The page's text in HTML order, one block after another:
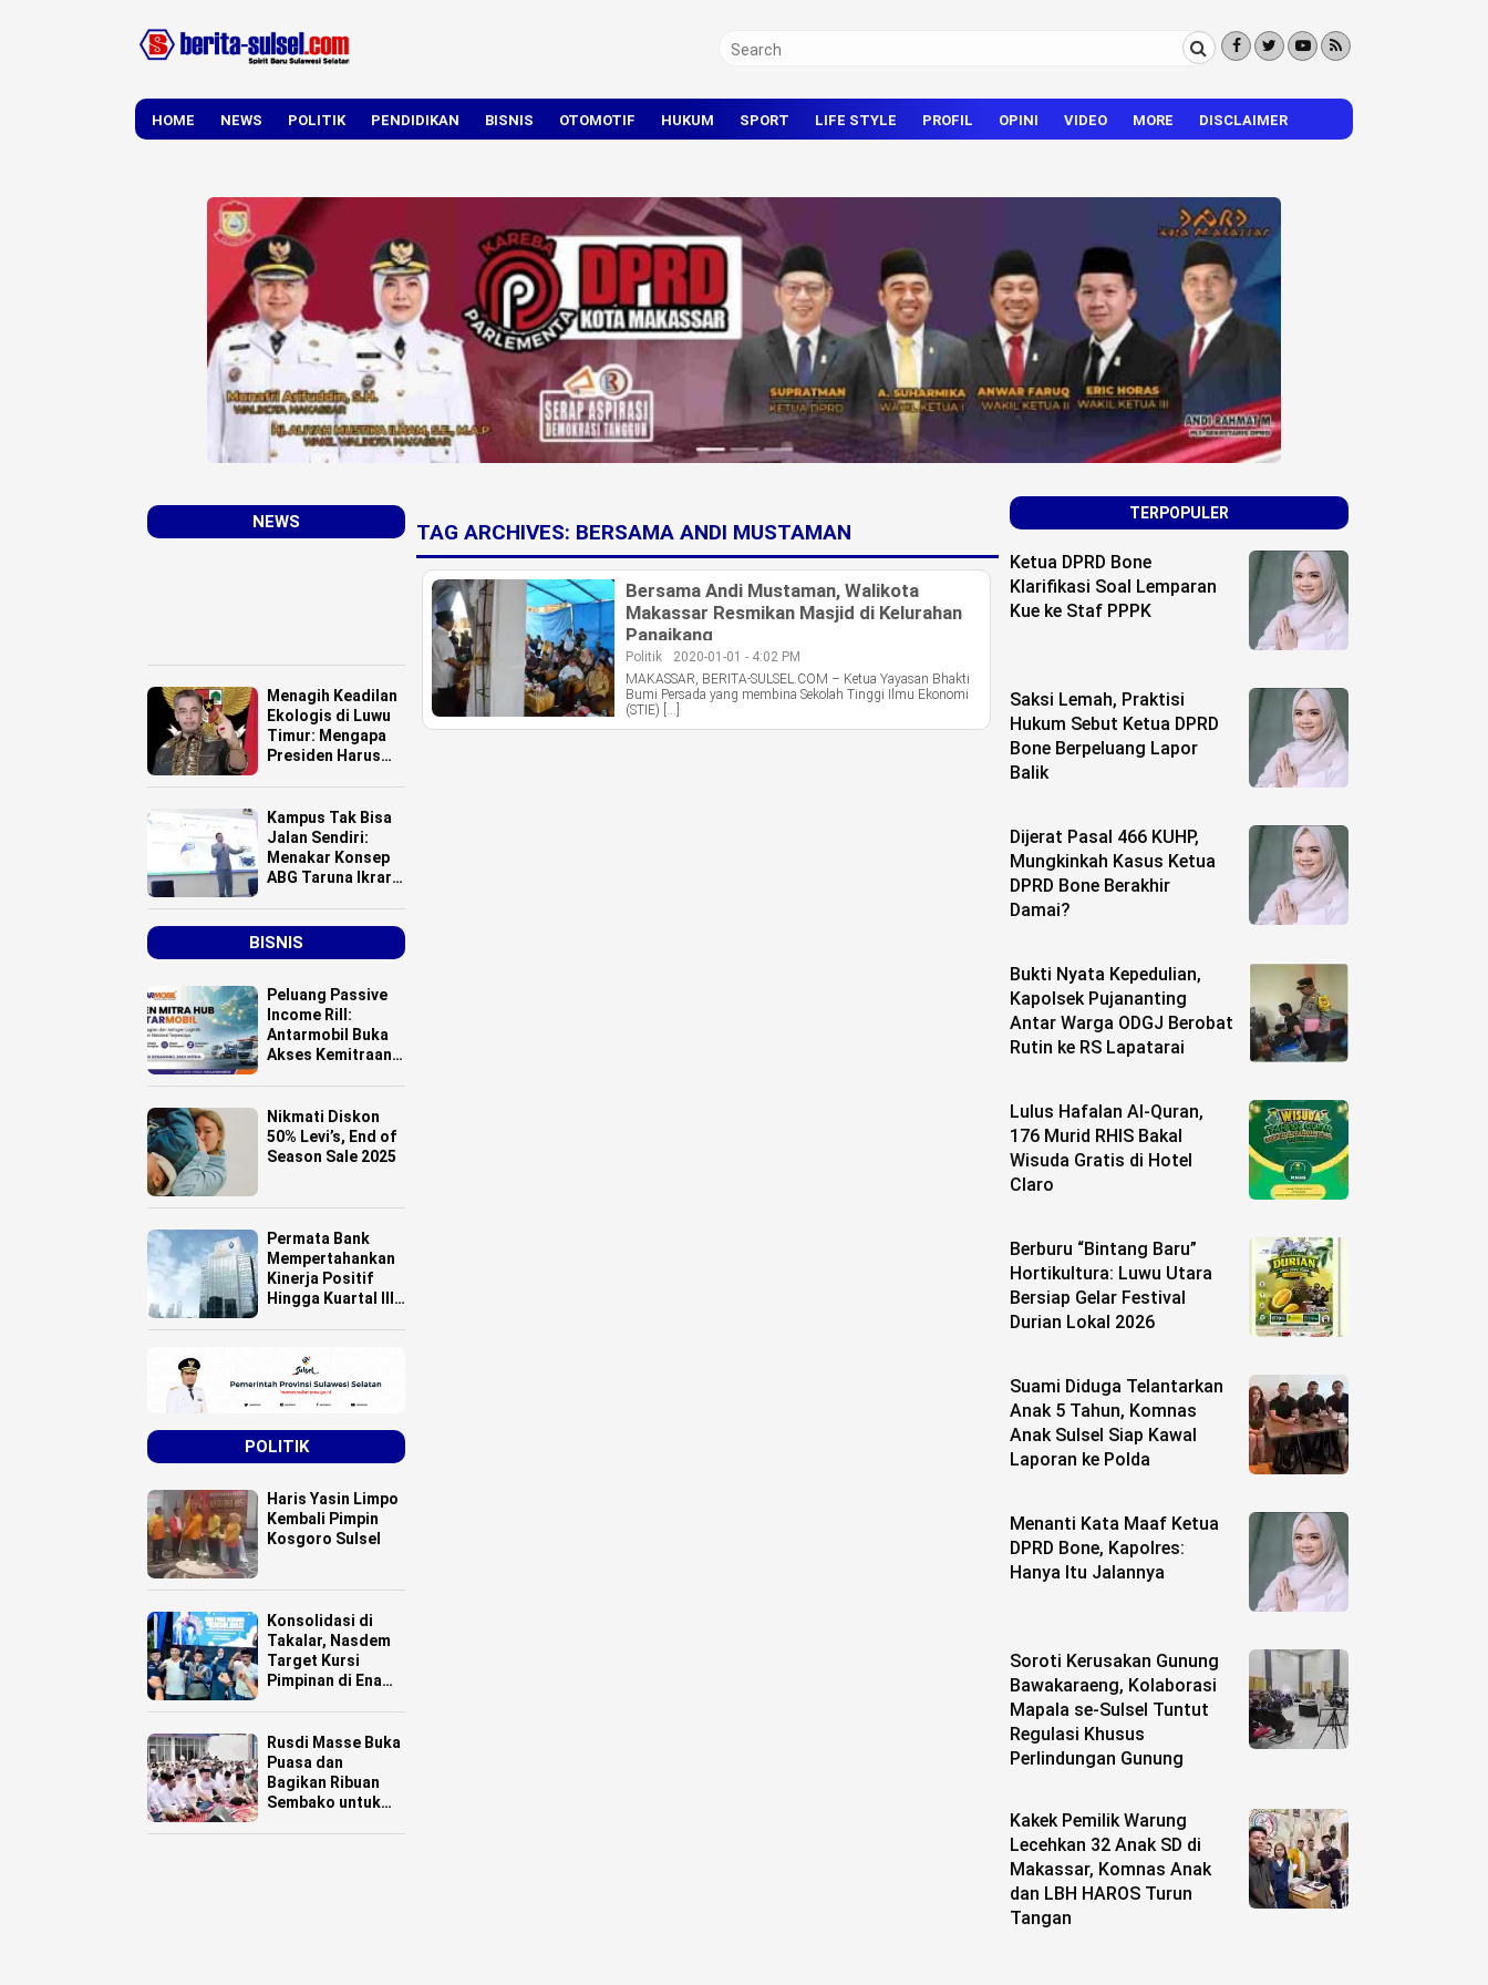
HOME NEWS POLITIK PENDIDIKAN BISNIS OTOMOTIF HUKUM SPORT LIFE STYLE PROFIL OPINI VIDEO MORE DISCLAIMER
NEWS
Menagih Keadilan
Ekologis di Luwu
Timur: Mengapa
Presiden Harus
Smelter HPAL?
Kampus Tak Bisa
Jalan Sendiri:
Menakar Konsep
ABG Taruna Ikrar
BISNIS
Peluang Passive
Income Rill:
Antarmobil Buka
Akses Kemitraan
Lahan se-
Indonesia
Nikmati Diskon
50% Levi’s, End of
Season Sale 2025
Permata Bank
Mempertahankan
Kinerja Positif
Hingga Kuartal III
POLITIK
Haris Yasin Limpo
Kembali Pimpin
Kosgoro Sulsel
Konsolidasi di
Takalar, Nasdem
Target Kursi
Pimpinan di Enam
Rusdi Masse Buka
Puasa dan
Bagikan Ribuan
Sembako untuk
TAG ARCHIVES: BERSAMA ANDI MUSTAMAN
Bersama Andi Mustaman, Walikota
Makassar Resmikan Masjid di Kelurahan
Panaikang
Politik
2020-01-01 - 4:02 PM
MAKASSAR, BERITA-SULSEL.COM – Ketua Yayasan Bhakti
Bumi Persada yang membina Sekolah Tinggi Ilmu Ekonomi
(STIE) […]
TERPOPULER
Ketua DPRD Bone
Klarifikasi Soal Lemparan
Kue ke Staf PPPK
Saksi Lemah, Praktisi
Hukum Sebut Ketua DPRD
Bone Berpeluang Lapor
Balik
Dijerat Pasal 466 KUHP,
Mungkinkah Kasus Ketua
DPRD Bone Berakhir
Damai?
Bukti Nyata Kepedulian,
Kapolsek Pujananting
Antar Warga ODGJ Berobat
Rutin ke RS Lapatarai
Lulus Hafalan Al-Quran,
176 Murid RHIS Bakal
Wisuda Gratis di Hotel
Claro
Berburu “Bintang Baru”
Hortikultura: Luwu Utara
Bersiap Gelar Festival
Durian Lokal 2026
Suami Diduga Telantarkan
Anak 5 Tahun, Komnas
Anak Sulsel Siap Kawal
Laporan ke Polda
Menanti Kata Maaf Ketua
DPRD Bone, Kapolres:
Hanya Itu Jalannya
Soroti Kerusakan Gunung
Bawakaraeng, Kolaborasi
Mapala se-Sulsel Tuntut
Regulasi Khusus
Perlindungan Gunung
Kakek Pemilik Warung
Lecehkan 32 Anak SD di
Makassar, Komnas Anak
dan LBH HAROS Turun
Tangan